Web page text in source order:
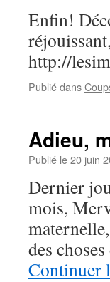
Enfin!
http://
Publié dans
Adieu,
Publié le20 juin
Dernier
mois,
des
Continuer